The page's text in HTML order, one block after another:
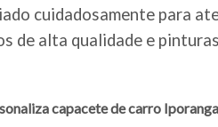
cuidadosamente para
de alta qualidade e
capacete de carro Iporanga